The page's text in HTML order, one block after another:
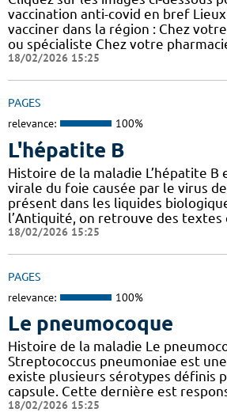
vaccination anti-covid en bref
vacciner dans la région : Chez
ou spécialiste Chez votre
18/02/2026 15:25
PAGES
relevance: 100%
L'hépatite B
Histoire de la maladie L’hépatite
virale du foie causée par le virus
présent dans les liquides
l’Antiquité, on retrouve des textes
18/02/2026 15:25
PAGES
relevance: 100%
Le pneumocoque
Histoire de la maladie Le
Streptococcus pneumoniae est
existe plusieurs sérotypes définis
capsule. Cette dernière est
18/02/2026 15:25